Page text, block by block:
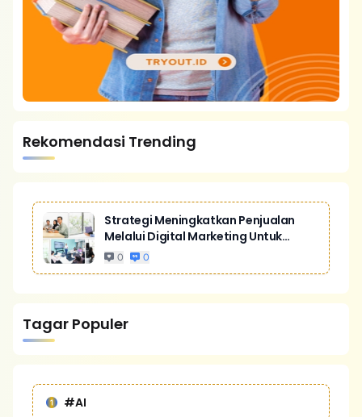
Rekomendasi Trending
Strategi Meningkatkan Penjualan
Melalui Digital Marketing Untuk
Bisnis Yang Lebih Kompetitif
0 0
Tagar Populer
#AI